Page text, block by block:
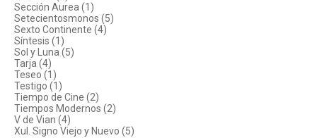
Sección Aurea (1)
Setecientosmonos (5)
Sexto Continente (4)
Síntesis (1)
Sol y Luna (5)
Tarja (4)
Teseo (1)
Testigo (1)
Tiempo de Cine (2)
Tiempos Modernos (2)
V de Vian (4)
Xul. Signo Viejo y Nuevo (5)